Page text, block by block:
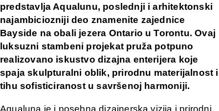
predstavlja Aqualunu, poslednji i arhitektonski
najambiciozniji deo znamenite zajednice
Bayside na obali jezera Ontario u Torontu. Ovaj
luksuzni stambeni projekat pruža potpuno
realizovano iskustvo dizajna enterijera koje
spaja skulpturalni oblik, prirodnu materijalnost i
tihu sofisticiranost u savršenoj harmoniji.